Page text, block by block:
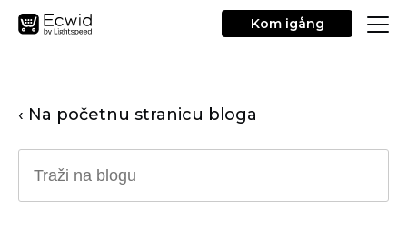
Kom igång
‹ Na početnu stranicu bloga